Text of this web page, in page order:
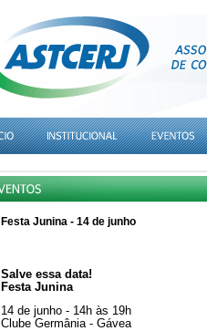
Festa Junina - 14 de junho
Salve essa data!
Festa Junina
14 de junho - 14h às 19h
Clube Germânia - Gávea